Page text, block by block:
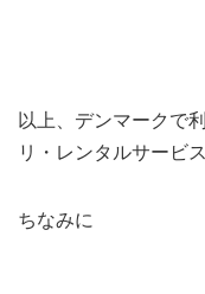
以上、デンマークで
リ・レンタルサービ
ちなみに